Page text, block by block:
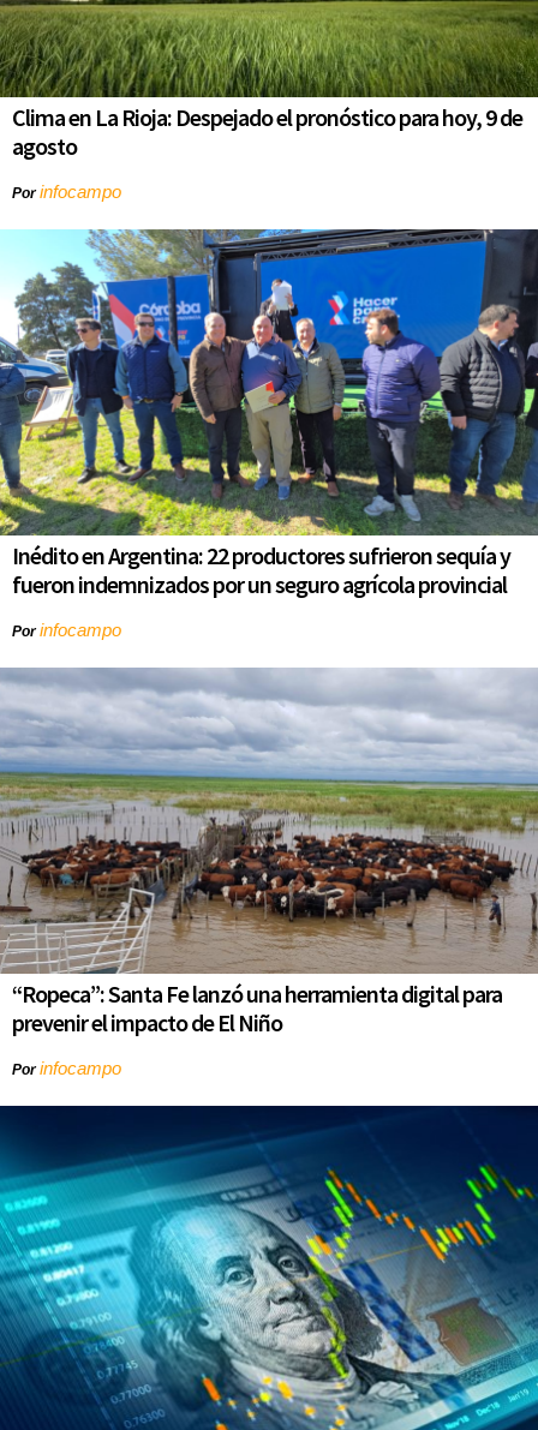
Clima en La Rioja: Despejado el pronóstico para hoy, 9 de
agosto
Porinfocampo
Inédito en Argentina: 22 productores sufrieron sequía y
fueron indemnizados por un seguro agrícola provincial
Porinfocampo
“Ropeca”: Santa Fe lanzó una herramienta digital para
prevenir el impacto de El Niño
Porinfocampo